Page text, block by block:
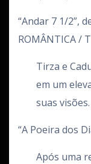
“Andar 7 1/2”,
ROMÂNTICA /
Tirza e
em um
suas visões.
“A Poeira dos
Após uma